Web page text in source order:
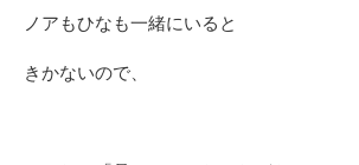
ノアもひなも一緒にいると
きかないので、